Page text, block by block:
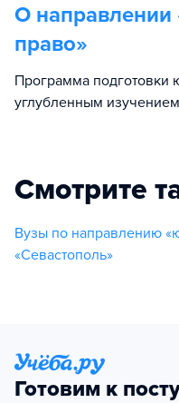
О направлении
право»
Программа подготовки
углубленным
Смотрите
Вузы по направлению
«Севастополь»
Готовим к